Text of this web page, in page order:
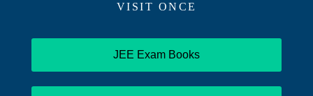
VISIT ONCE
JEE Exam Books